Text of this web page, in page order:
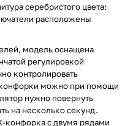
серебристого цвета:
расположены
модель оснащена
регулировкой
контролировать
конфорки можно при помощи
нужно повернуть
на несколько секунд.
конфорка с двумя рядами